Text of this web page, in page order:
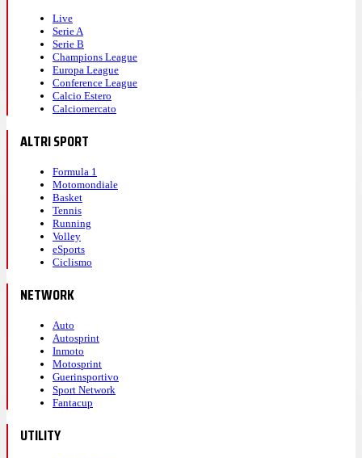
Live
Serie A
Serie B
Champions League
Europa League
Conference League
Calcio Estero
Calciomercato
ALTRI SPORT
Formula 1
Motomondiale
Basket
Tennis
Running
Volley
eSports
Ciclismo
NETWORK
Auto
Autosprint
Inmoto
Motosprint
Guerinsportivo
Sport Network
Fantacup
UTILITY